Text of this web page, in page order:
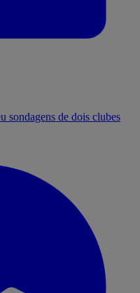
sondagens de dois clubes